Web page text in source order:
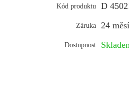
Kód produktu D
Záruka 24
Dostupnost